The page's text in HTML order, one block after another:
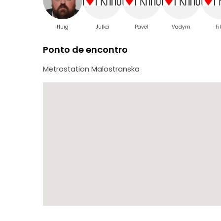
- Relógio astronómico
- Praça da República
- E mais
Na nossa excursão, verá todos os principais pontos
Huig Julka Pavel Vadym
Ponto de encontro
Metrostation Malostranska